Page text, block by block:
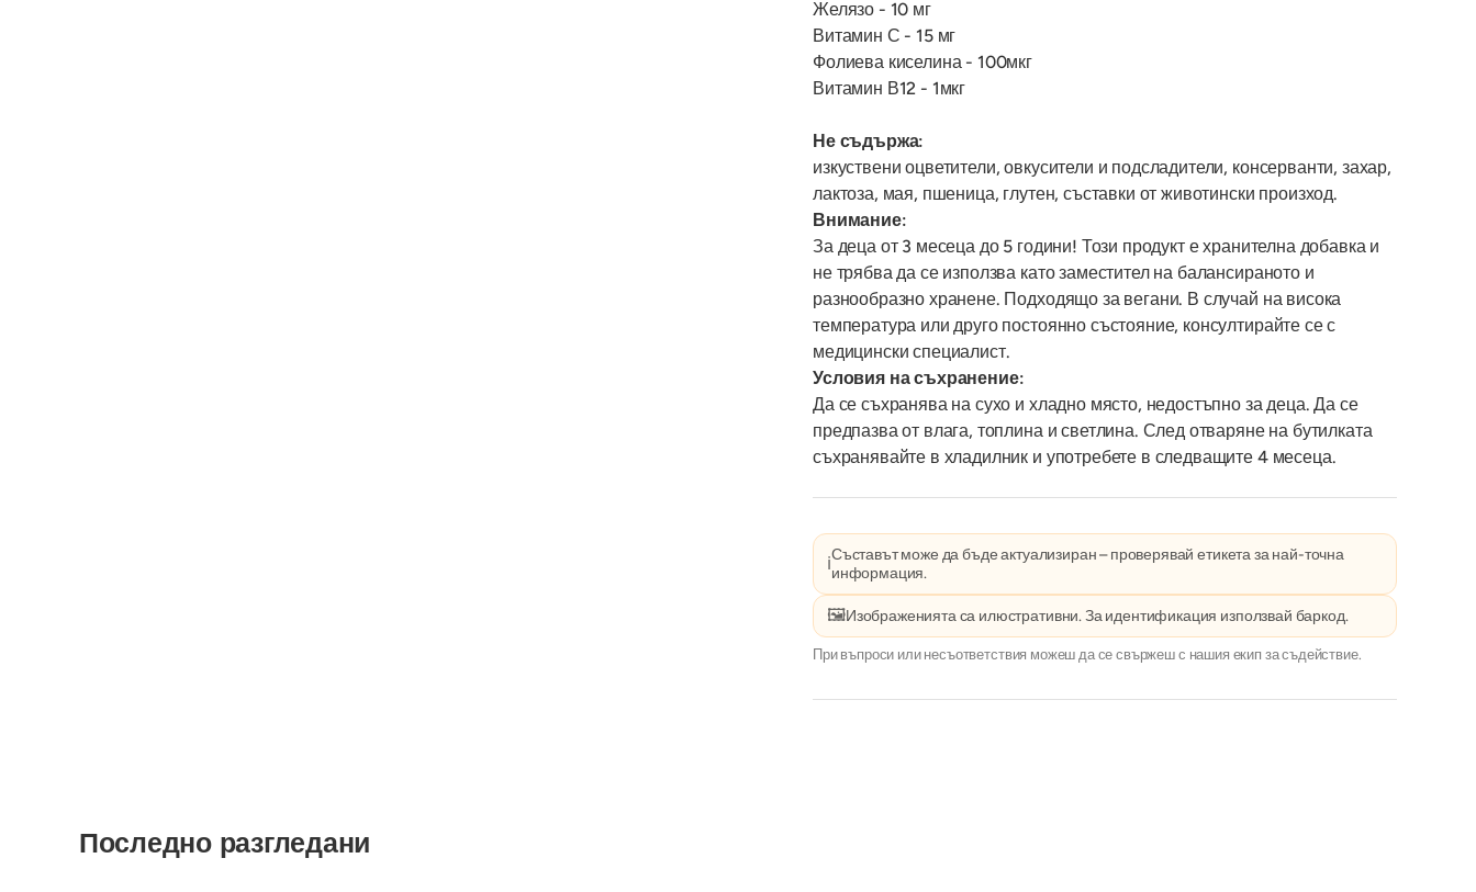
Желязо - 10 мг
Витамин С - 15 мг
Фолиева киселина - 100мкг
Витамин В12 - 1мкг
Не съдържа:
изкуствени оцветители, овкусители и подсладители, консерванти, захар,
лактоза, мая, пшеница, глутен, съставки от животински произход.
Внимание:
За деца от 3 месеца до 5 години! Този продукт е хранителна добавка и
не трябва да се използва като заместител на балансираното и
разнообразно хранене. Подходящо за вегани. В случай на висока
температура или друго постоянно състояние, консултирайте се с
медицински специалист.
Условия на съхранение:
Да се съхранява на сухо и хладно място, недостъпно за деца. Да се
предпазва от влага, топлина и светлина. След отваряне на бутилката
съхранявайте в хладилник и употребете в следващите 4 месеца.
ℹ️Съставът може да бъде актуализиран – проверявай етикета за най-точна
информация.
🖼️Изображенията са илюстративни. За идентификация използвай баркод.
При въпроси или несъответствия можеш да се свържеш с нашия екип за съдействие.
Последно разгледани